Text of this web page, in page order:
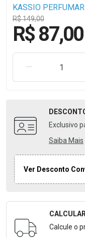
KASSIO
R$ 149,00
R$ 87,00
REMOVER UMA
Exclusivo
Saiba Mais
Ver Desconto
Formulário
Calcule o